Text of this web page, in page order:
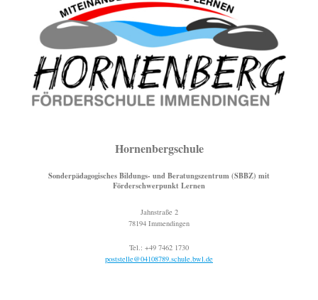
Hornenbergschule
Sonderpädagogisches Bildungs- und Beratungszentrum (SBBZ) mit
Förderschwerpunkt Lernen
Jahnstraße 2
78194 Immendingen
Tel.: +49 7462 1730
poststelle@04108789.schule.bwl.de